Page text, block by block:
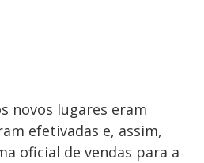
novos lugares eram
efetivadas e, assim,
oficial de vendas para a